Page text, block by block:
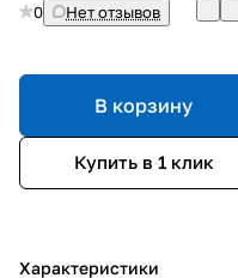
0 Нет отзывов
В корзину
Купить в 1 клик
Характеристики